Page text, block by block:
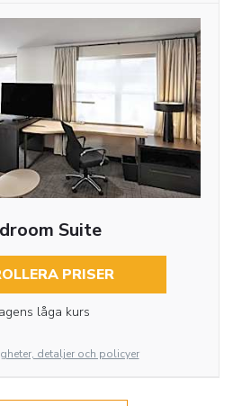
Suite
PRISER
låga kurs
detaljer och policyer